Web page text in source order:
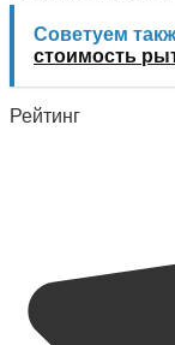
Советуем
стоимость
Рейтинг